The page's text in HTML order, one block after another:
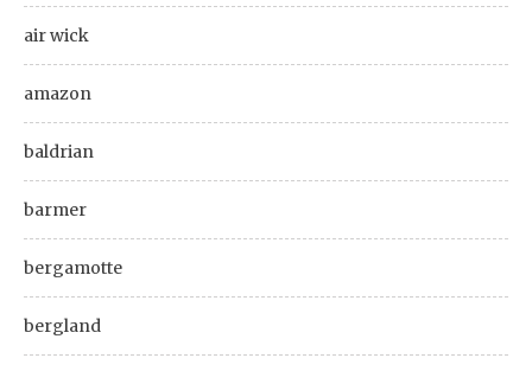
air wick
amazon
baldrian
barmer
bergamotte
bergland